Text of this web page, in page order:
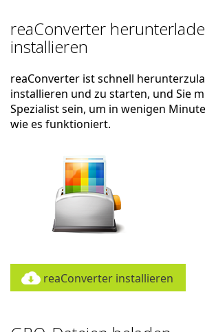
reaConverter
installieren
reaConverter ist schnell
installieren und zu starten, und Sie
Spezialist sein, um in wenigen
wie es funktioniert.
reaConverter installieren